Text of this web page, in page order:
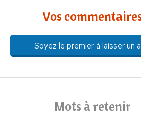
Vos
Soyez le premier à laisser un
Mots à retenir